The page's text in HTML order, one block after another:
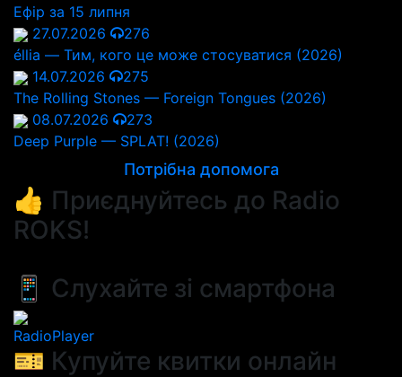
Ефір за 15 липня
27.07.2026
276
éllia — Тим, кого це може стосуватися (2026)
14.07.2026
275
The Rolling Stones — Foreign Tongues (2026)
08.07.2026
273
Deep Purple — SPLAT! (2026)
Потрібна допомога
👍 Приєднуйтесь до Radio
ROKS!
📱 Слухайте зі смартфона
RadioPlayer
🎫 Купуйте квитки онлайн